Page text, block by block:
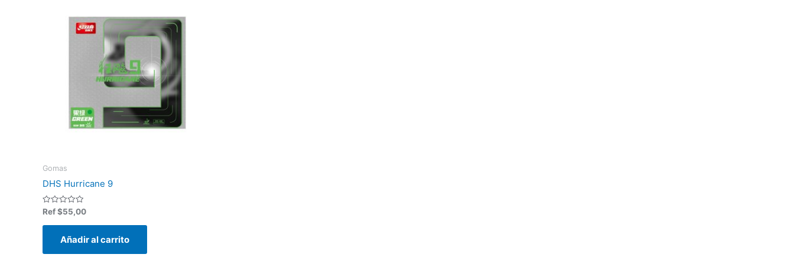
Gomas
DHS Hurricane 9
Valorado
en
0
Ref$55,00
Añadir al carrito